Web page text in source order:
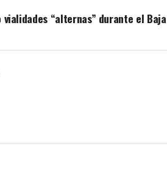
“alternas” durante el Baja